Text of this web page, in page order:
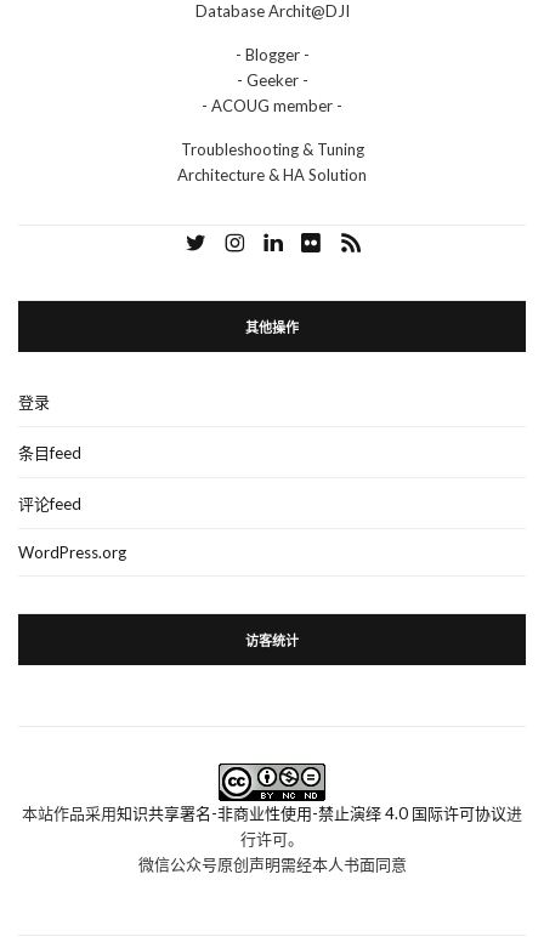
Database Archit@DJI
- Blogger -
- Geeker -
- ACOUG member -
Troubleshooting & Tuning
Architecture & HA Solution
其他操作
登录
条目feed
评论feed
WordPress.org
访客统计
本站作品采用知识共享署名-非商业性使用-禁止演绎 4.0 国际许可协议进
行许可。
微信公众号原创声明需经本人书面同意